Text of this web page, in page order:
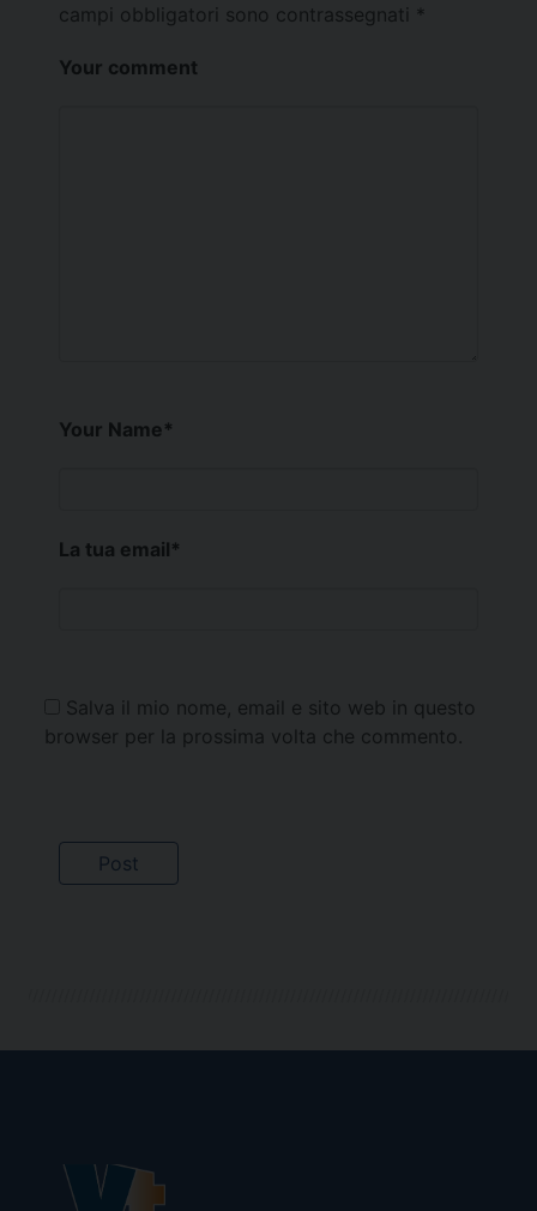
campi obbligatori sono contrassegnati *
Your comment
Your Name*
La tua email*
Salva il mio nome, email e sito web in questo
browser per la prossima volta che commento.